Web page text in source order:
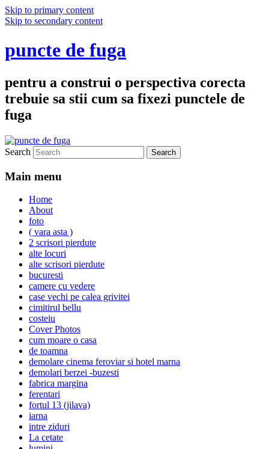
Skip to primary content
Skip to secondary content
puncte de fuga
pentru a construi o perspectiva corecta
trebuie sa stii cum sa fixezi punctele de
fuga
Search
Main menu
Home
About
foto
( vara asta )
2 scrisori pierdute
alte locuri
alte scrisori pierdute
bucuresti
camere cu vedere
case vechi pe calea grivitei
cimitirul bellu
costeiu
Cover Photos
cum moare o casa
de toamna
demolare cinema feroviar si hotel marna
demolari berzei -buzesti
fabrica margina
ferentari
fortul 13 (jilava)
iarna
intre ziduri
La cetate